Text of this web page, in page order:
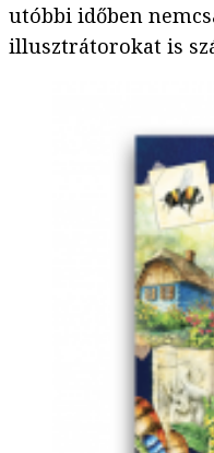
utóbbi időben
illusztrátorokat is